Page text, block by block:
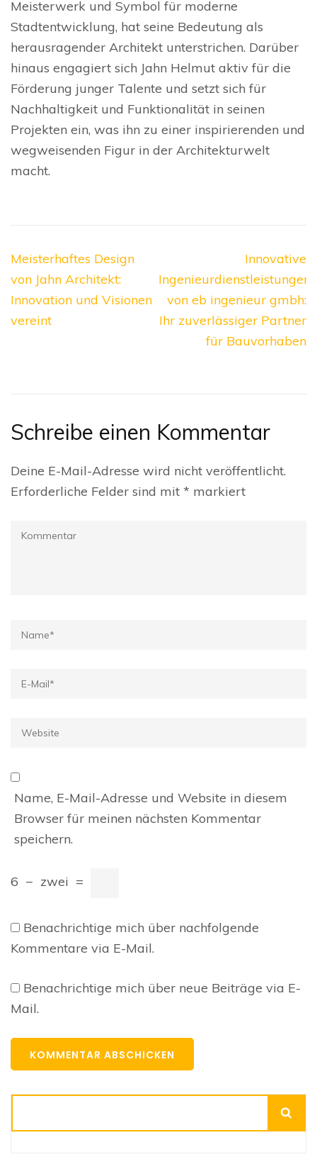
Meisterwerk und Symbol für moderne
Stadtentwicklung, hat seine Bedeutung als
herausragender Architekt unterstrichen. Darüber
hinaus engagiert sich Jahn Helmut aktiv für die
Förderung junger Talente und setzt sich für
Nachhaltigkeit und Funktionalität in seinen
Projekten ein, was ihn zu einer inspirierenden und
wegweisenden Figur in der Architekturwelt
macht.
Beitragsnavigation
Meisterhaftes Design
von Jahn Architekt:
Innovation und Visionen
vereint
Innovative
Ingenieurdienstleistungen
von eb ingenieur gmbh:
Ihr zuverlässiger Partner
für Bauvorhaben
Schreibe einen Kommentar
Deine E-Mail-Adresse wird nicht veröffentlicht.
Erforderliche Felder sind mit * markiert
Kommentar
Name*
E-
Website
Name, E-Mail-Adresse und Website in diesem
Browser für meinen nächsten Kommentar
speichern.
6 − zwei =
Benachrichtige mich über nachfolgende
Kommentare via E-Mail.
Benachrichtige mich über neue Beiträge via E-
Mail.